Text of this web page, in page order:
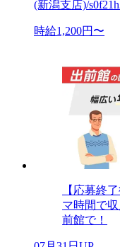
(新潟支店)/
時給1,200円〜
【応募終
マ時間で
前館で！